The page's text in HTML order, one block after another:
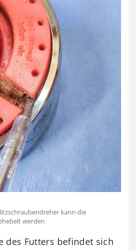
kann die
werden
des Futters befindet sich